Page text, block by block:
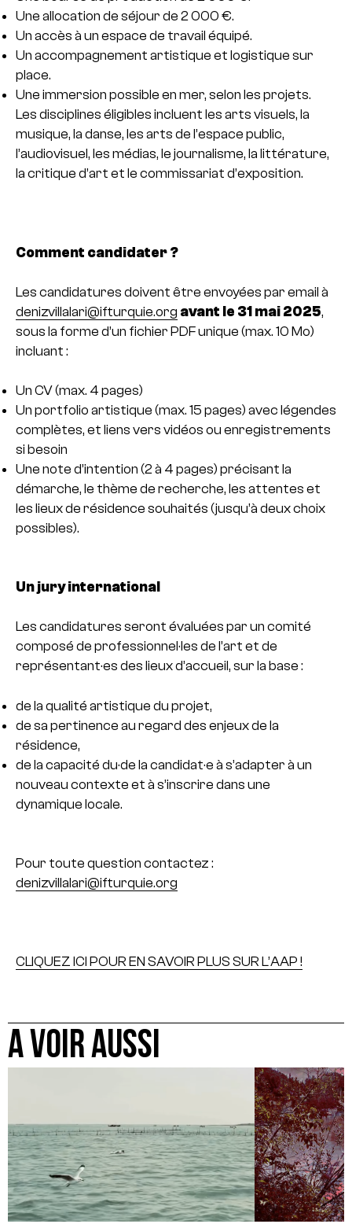
Une allocation de séjour de 2 000 €.
Un accès à un espace de travail équipé.
Un accompagnement artistique et logistique sur
place.
Une immersion possible en mer, selon les projets.
Les disciplines éligibles incluent les arts visuels, la
musique, la danse, les arts de l’espace public,
l’audiovisuel, les médias, le journalisme, la littérature,
la critique d’art et le commissariat d’exposition.
Comment candidater ?
Les candidatures doivent être envoyées par email à
denizvillalari@ifturquie.org avant le 31 mai 2025,
sous la forme d’un fichier PDF unique (max. 10 Mo)
incluant :
Un CV (max. 4 pages)
Un portfolio artistique (max. 15 pages) avec légendes
complètes, et liens vers vidéos ou enregistrements
si besoin
Une note d’intention (2 à 4 pages) précisant la
démarche, le thème de recherche, les attentes et
les lieux de résidence souhaités (jusqu’à deux choix
possibles).
Un jury international
Les candidatures seront évaluées par un comité
composé de professionnel·les de l’art et de
représentant·es des lieux d’accueil, sur la base :
de la qualité artistique du projet,
de sa pertinence au regard des enjeux de la
résidence,
de la capacité du·de la candidat·e à s’adapter à un
nouveau contexte et à s’inscrire dans une
dynamique locale.
Pour toute question contactez :
denizvillalari@ifturquie.org
CLIQUEZ ICI POUR EN SAVOIR PLUS SUR L’AAP !
A VOIR AUSSI